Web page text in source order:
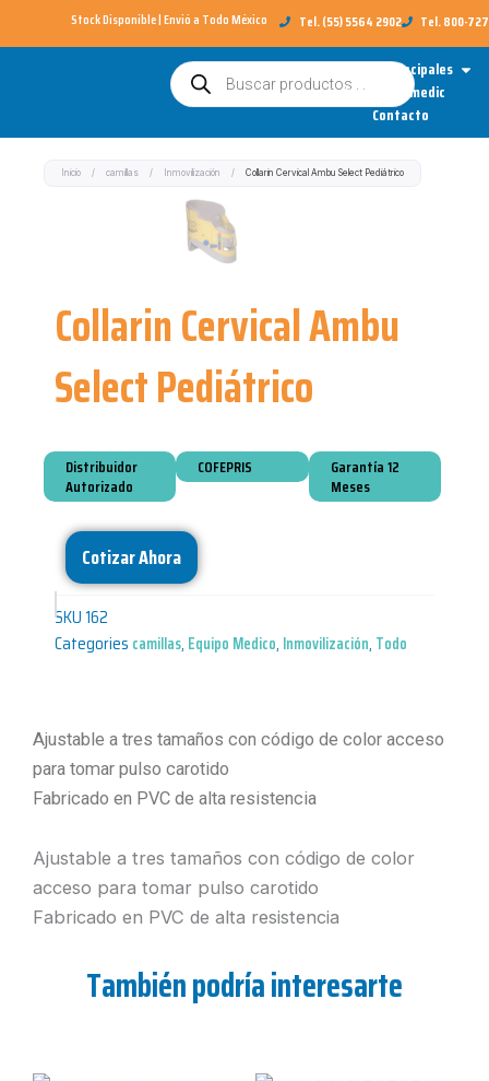
al
Stock Disponible | Envió a Todo México​ Tel. (55) 5564 2902 Tel. 800-
Búsqueda
de
productos
Categorías Principales
Sobre Redimedic
Contacto
Inicio / camillas / Inmovilización / Collarin Cervical Ambu Select Pediátrico
Collarin Cervical Ambu
Select Pediátrico
Distribuidor
Autorizado
COFEPRIS
Garantía 12
Meses
Cotizar Ahora
SKU162
Categories camillas, Equipo Medico, Inmovilización, Todo
Ajustable a tres tamaños con código de color acceso
para tomar pulso carotido
Fabricado en PVC de alta resistencia
Ajustable a tres tamaños con código de color
acceso para tomar pulso carotido
Fabricado en PVC de alta resistencia
También podría interesarte